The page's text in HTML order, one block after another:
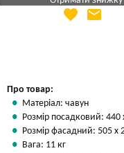
Яка Ваша ціна
favorite email
Про товар:
Матеріал: чавун
Розмір посадковий:
Розмір фасадний: 505 х
Вага: 11 кг